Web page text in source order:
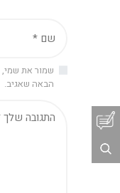
שמור את
הבאה שאגיב.